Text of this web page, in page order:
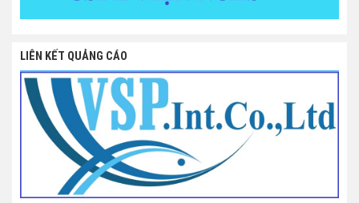
LIÊN KẾT QUẢNG CÁO